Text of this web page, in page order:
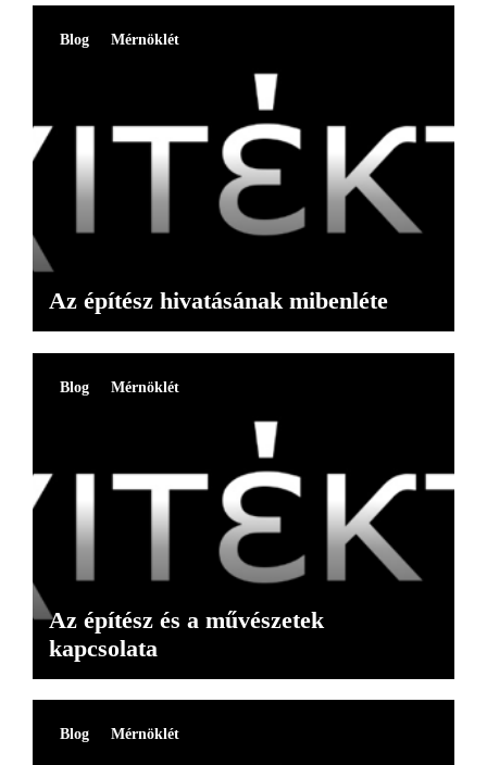
Blog Mérnöklét
Az építész hivatásának mibenléte
Blog Mérnöklét
Az építész és a művészetek
kapcsolata
Blog Mérnöklét